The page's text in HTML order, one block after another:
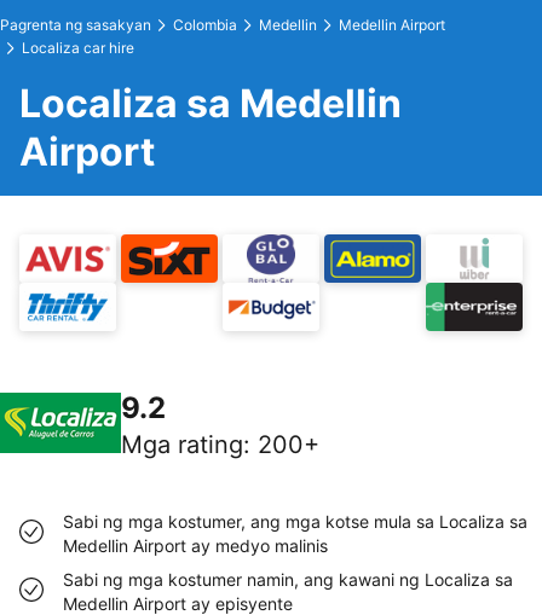
Pagrenta ng sasakyan Colombia Medellin
Medellin Airport
Localiza car hire
Localiza sa Medellin
Airport
9.2
Mga rating: 200+
Sabi ng mga kostumer, ang mga kotse mula sa Localiza sa
Medellin Airport ay medyo malinis
Sabi ng mga kostumer namin, ang kawani ng Localiza sa
Medellin Airport ay episyente